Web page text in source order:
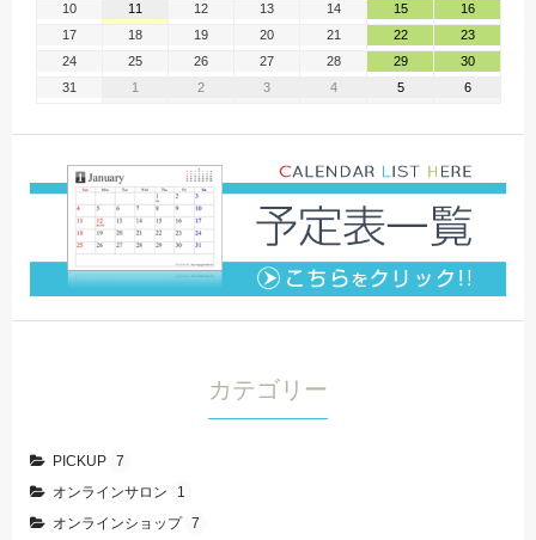
10
11 12 13 14 15
16
17
18 19 20 21 22
23
24
25 26 27 28 29
30
31
1 2 3 4 5 6
カテゴリー
PICKUP 7
オンラインサロン
1
オンラインショップ 7